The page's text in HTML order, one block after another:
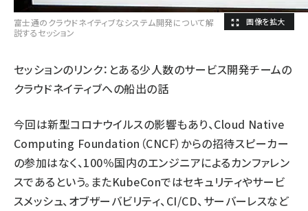
富士通のクラウドネイティブなシステム開発について解
説するセッション
セッションのリンク： とある少人数のサービス開発チームの
クラウドネイティブへの船出の話
今回は新型コロナウイルスの影響もあり、Cloud Native
Computing Foundation（CNCF）からの招待スピーカー
の参加はなく、100％国内のエンジニアによるカンファレン
スであるという。またKubeConではセキュリティやサービ
スメッシュ、オブザーバビリティ、CI/CD、サーバーレスなど